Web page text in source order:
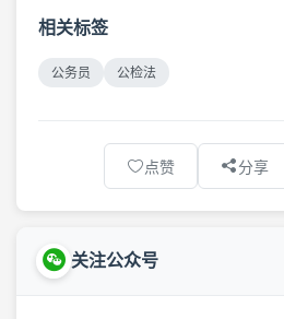
相关标签
公务员 公检法
点赞 分享
关注公众号